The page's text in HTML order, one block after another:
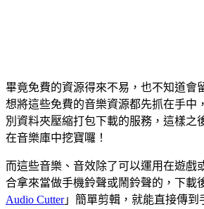
畢竟免費的資源得來不易，也不知道會
想將這些免費的音樂資源都先抓在手中
別資料夾壓縮打包下載的服務，這樣之
在音樂庫中挖寶囉！
而這些音樂、音效除了可以運用在遊戲
合拿來當做手機鈴聲或鬧鈴聲的，下載
Audio Cutter」簡單剪輯，就能直接傳到